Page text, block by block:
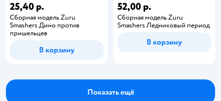
25,40 р.
Сборная модель Zuru
Smashers Дино против
пришельцев
В корзину
52,00 р.
Сборная модель Zuru
Smashers Ледниковый период
В корзину
Показать ещё